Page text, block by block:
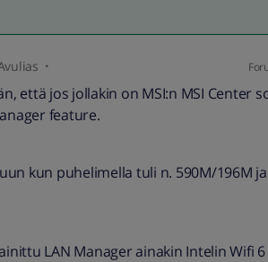
että jos jollakin on MSI:n MSI Center
feature.
kun puhelimella tuli n. 590M/196M ja
LAN Manager ainakin Intelin Wifi 6